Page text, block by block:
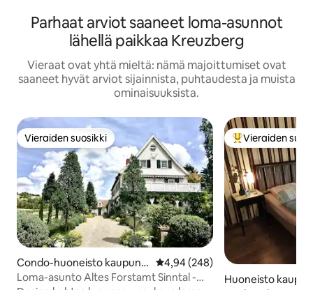
Parhaat arviot saaneet loma-asunnot
lähellä paikkaa Kreuzberg
Vieraat ovat yhtä mieltä: nämä majoittumiset ovat
saaneet hyvät arviot sijainnista, puhtaudesta ja muista
ominaisuuksista.
Vieraiden suosikki
Vieraiden suosikki
Condo-huoneisto kaupungi
ssa Sinntal
Keskimääräinen arvio 4,94/5,
4,94 (248)
Loma-asunto Altes Forstamt Sinntal -
Vieraiden
Vieraiden
Huoneisto